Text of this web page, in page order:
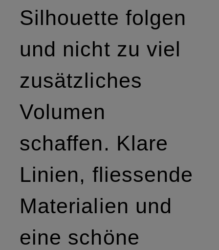
Silhouette folgen
und nicht zu viel
zusätzliches
Volumen
schaffen. Klare
Linien, fliessende
Materialien und
eine schöne